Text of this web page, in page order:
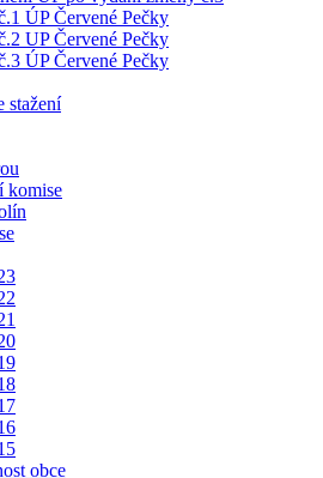
ÚP Červené Pečky
UP Červené Pečky
ÚP Červené Pečky
stažení
komise
obce